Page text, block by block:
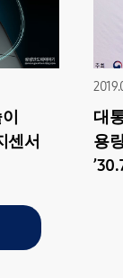
센서
대
용